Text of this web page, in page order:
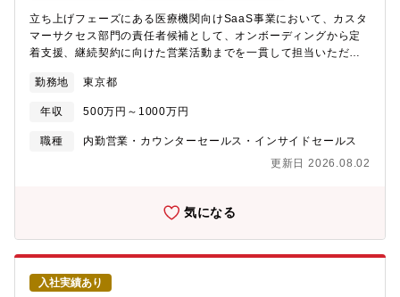
開発に伴い、日本の医療の変革にチャレンジしたい方を新たに募
集します。当グループにご参画いただくと、下記のような
「0→1」「1→10」のアーリーステージの事業成長にコミットい
ただきます。エムスリーの新たな収益の柱となるような100億円事
て、医療機関の持続的な発展を実現し、患者さんがより適切な医
す。■挑戦①：既存事業のさらなる成長 / 拡大にコミットエムスリ
ーのアセットを活かした地域連携のDX化により、近年では数千万
術不能」と言われていた患者さんが我々の事業の後押しによって
しています。■挑戦②：さらなる新規事業開発を通じて数十億円規
立ち上げフェーズにある医療機関向けSaaS事業において、カスタ
マーサクセス部門の責任者候補として、オンボーディングから定
着支援、継続契約に向けた営業活動までを一貫して担当いただき
方々と密接に連携し、当社のSaaSを最大限に活用してもらうこと
で、医療機関の業務効率化と経営改善に貢献していただきます。
また、サービス提供全体の管理、そしてプロダクト改善へのフィ
ードバックを通じて、事業成長の核となる役割を担っていただき
構築していくことを期待しています。【具体的な業務内容】■カス
業（エムスリー媒体活用マーケティング支援、外来の生産性改善
のためのSaaS、インフォームドコンセントのデジタル化のための
SaaS）それぞれの特性に応じたカスタマーサクセス戦略の立案に
参画し、実行を牽引・特に新規SaaSにおいては、IT化が遅れてい
る病院に対し、これまでの慣習からデジタルフローへのスムーズ
な移行を促すためのオンボーディングプログラムを設計し、実行■
勤務地 東京都
年収 500万円～1000万円
職種
内勤営業・カウンターセールス・インサイドセールス
更新日 2026.08.02
気になる
入社実績あり